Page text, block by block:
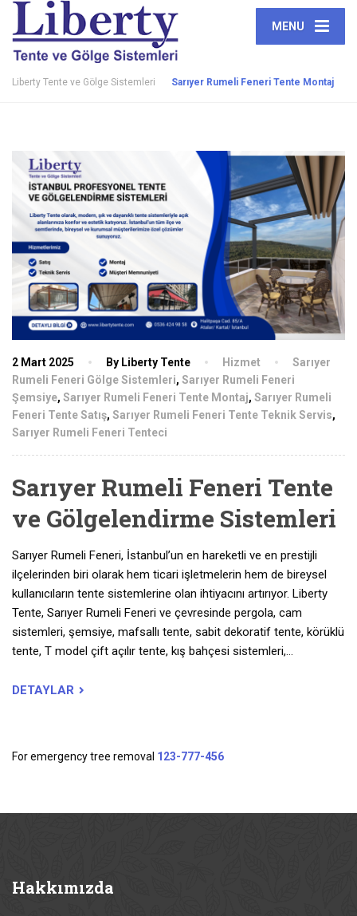
MENU
Liberty Tente ve Gölge Sistemleri Sarıyer Rumeli Feneri Tente Montaj
2 Mart 2025 By Liberty Tente Hizmet
Sarıyer
Rumeli Feneri Gölge Sistemleri, Sarıyer Rumeli Feneri
Şemsiye, Sarıyer Rumeli Feneri Tente Montaj, Sarıyer Rumeli
Feneri Tente Satış, Sarıyer Rumeli Feneri Tente Teknik Servis,
Sarıyer Rumeli Feneri Tenteci
Sarıyer Rumeli Feneri Tente
ve Gölgelendirme Sistemleri
Sarıyer Rumeli Feneri, İstanbul’un en hareketli ve en prestijli
ilçelerinden biri olarak hem ticari işletmelerin hem de bireysel
kullanıcıların tente sistemlerine olan ihtiyacını artırıyor. Liberty
Tente, Sarıyer Rumeli Feneri ve çevresinde pergola, cam
sistemleri, şemsiye, mafsallı tente, sabit dekoratif tente, körüklü
tente, T model çift açılır tente, kış bahçesi sistemleri,…
DETAYLAR
For emergency tree removal 123-777-456
Hakkımızda